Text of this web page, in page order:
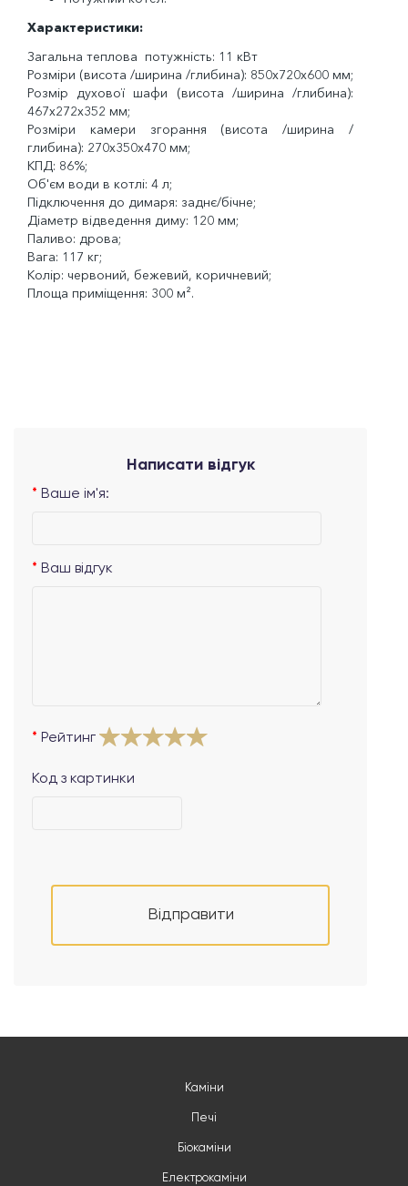
Характеристики:
Загальна теплова потужність: 11 кВт
Розміри (висота /ширина /глибина): 850x720x600 мм;
Розмір духової шафи (висота /ширина /глибина):
467x272x352 мм;
Розміри камери згорання (висота /ширина /
глибина): 270х350х470 мм;
КПД: 86%;
Об'єм води в котлі: 4 л;
Підключення до димаря: заднє/бічне;
Діаметр відведення диму: 120 мм;
Паливо: дрова;
Вага: 117 кг;
Колір: червоний, бежевий, коричневий;
Площа приміщення: 300 м².
Написати відгук
Ваше ім'я:
Ваш відгук
Рейтинг
Код з картинки
Відправити
Каміни
Печі
Біокаміни
Електрокаміни